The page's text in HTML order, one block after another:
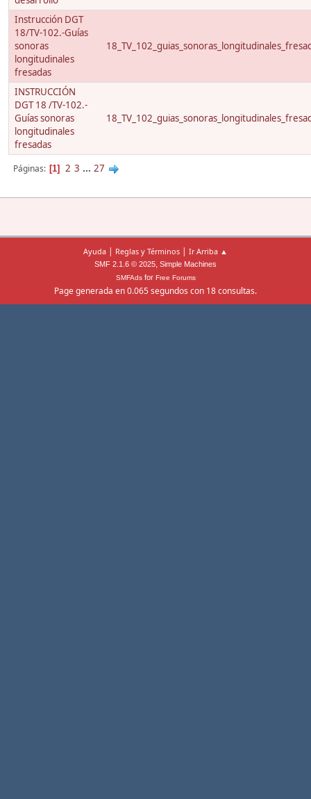
Instrucción DGT
18/TV-102.-Guías
sonoras
longitudinales
fresadas
INSTRUCCIÓN
DGT 18 /TV-102.-
Guías sonoras
longitudinales
fresadas
Páginas 1 2 3 ... 27
Ayuda | Reglas y Términos | Ir Arriba ▲
SMF 2.1.6 © 2025, Simple Machines
SMFAdsfor Free Forums
Page generada en 0.065 segundos con 18 consultas.